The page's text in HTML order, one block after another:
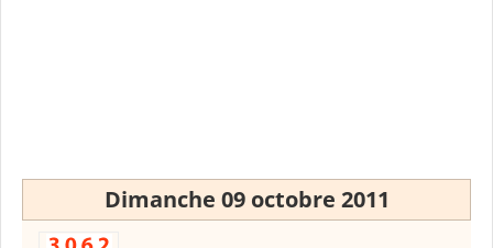
Dimanche 09 octobre 2011